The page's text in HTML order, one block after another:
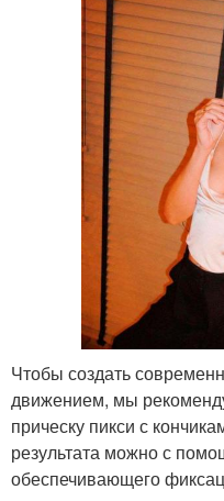
Чтобы создать
движением, мы
прическу пикси с
результата можно с
обеспечивающего